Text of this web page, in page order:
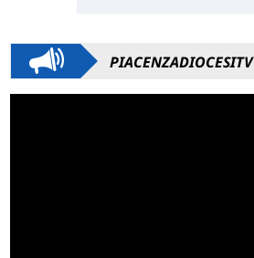
PIACENZADIOCESITV